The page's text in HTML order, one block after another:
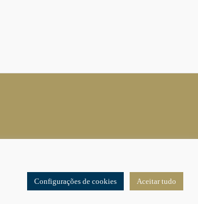
Configurações de cookies Aceitar tudo